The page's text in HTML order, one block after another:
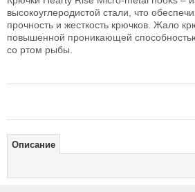
высокоуглеродистой стали, что
прочность и жесткость крючков. Жало
повышенной проникающей
со ртом рыбы.
Описание